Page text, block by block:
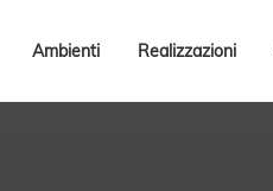
Ambienti Realizzazioni